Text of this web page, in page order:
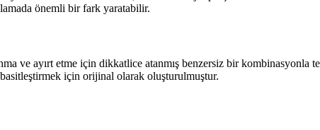
önemli bir fark yaratabilir.
ve ayırt etme için dikkatlice atanmış benzersiz bir kombinasyonla
için orijinal olarak oluşturulmuştur.